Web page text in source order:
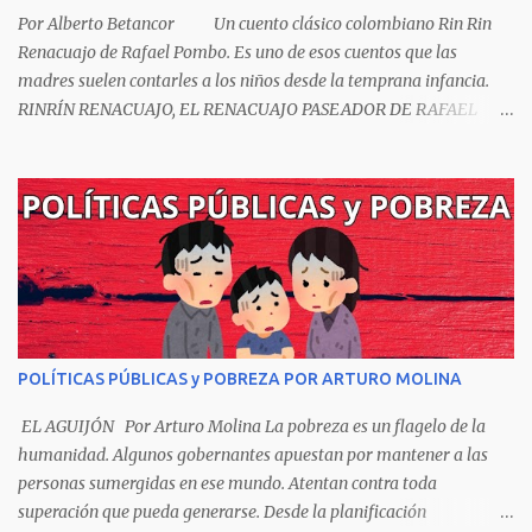
Por Alberto Betancor Un cuento clásico colombiano Rin Rin
Renacuajo de Rafael Pombo. Es uno de esos cuentos que las
madres suelen contarles a los niños desde la temprana infancia.
RINRÍN RENACUAJO, EL RENACUAJO PASEADOR DE RAFAEL
Sombrero encintado y chupa de boda. -¡Muchacho, no salgas!- le
grita mamá pero él hace un gesto y orondo se va. Halló en el
camino, a un ratón vecino Y le dijo: -¡amigo!- venga usted conmigo,
Visitemos juntos a doña ratona Y habrá francachela y habrá
comilona. A poco llegaron, y avanza ratón, Estírase el cuello, coge
el aldabón, Da dos o tres golpes, preguntan: ¿quién es? -Yo doña
ratona, beso a usted los pies ¿Está usted en casa? -Sí señor sí estoy,
y celebro mucho ver a ustedes hoy; estaba en mi oficio, hilando
algodón, pero eso no importa; bienvenidos son. Se hicieron la
venia, se dieron la mano, Y dice Rat...
POLÍTICAS PÚBLICAS y POBREZA POR ARTURO MOLINA
EL AGUIJÓN Por Arturo Molina La pobreza es un flagelo de la
humanidad. Algunos gobernantes apuestan por mantener a las
personas sumergidas en ese mundo. Atentan contra toda
superación que pueda generarse. Desde la planificación